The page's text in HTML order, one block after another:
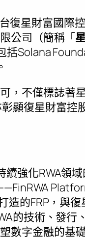
復星財富國際
公司（簡稱「
括Solana
，不僅標誌著
顯復星財富控
強化RWA領
造的FRP，與
的技術、發行
數字金融的基